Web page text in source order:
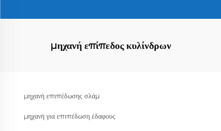
μηχανή επίπεδος κυλίνδρων
μηχανή επιπέδωσης σλάμ
μηχανή για επιπέδωση έδαφους